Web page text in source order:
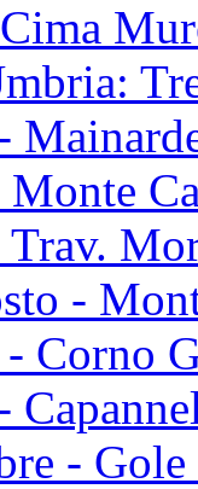
Monte
Trav.
-
Corno
-